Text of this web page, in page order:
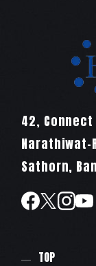
42,
Narathiwat-
Sathorn,
TOP